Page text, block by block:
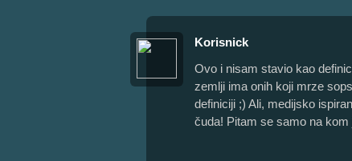
Korisnick
Ovo i nisam stavio kao
zemlji ima onih koji mrze
definiciji ;) Ali, medijsko
čuda! Pitam se samo na